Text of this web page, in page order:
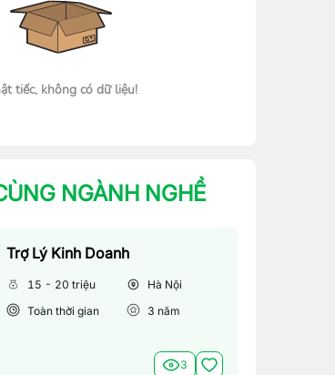
tiếc, không có dữ liệu!
NGÀNH NGHỀ
Trợ Lý Kinh Doanh
15 - 20 triệu
Hà Nội
Toàn thời gian
3 năm
3